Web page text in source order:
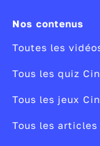
Nos contenus
Toutes les
Tous les quiz
Tous les jeux
Tous les articles